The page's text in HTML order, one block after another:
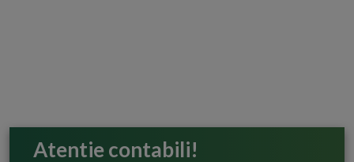
Atentie contabili!